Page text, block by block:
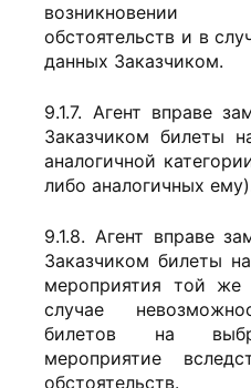
обстоятельств и в
данных Заказчиком.
9.1.7. Агент вправе
Заказчиком билеты
аналогичной
либо аналогичных
9.1.8. Агент вправе
Заказчиком билеты
мероприятия той же
случае
билетов на
мероприятие
обстоятельств.